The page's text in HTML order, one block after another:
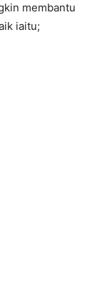
membantu
iaitu;